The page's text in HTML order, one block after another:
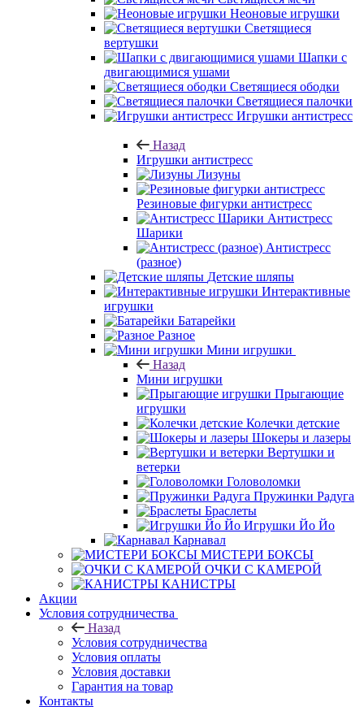
Неоновые игрушки
Светящиеся
вертушки
Шапки с
двигающимися ушами
Светящиеся ободки
Светящиеся палочки
Игрушки антистресс
Назад
Игрушки антистресс
Лизуны
Резиновые фигурки антистресс
Антистресс
Шарики
Антистресс
(разное)
Детские шляпы
Интерактивные
игрушки
Батарейки
Разное
Мини игрушки
Назад
Мини игрушки
Прыгающие
игрушки
Колечки детские
Шокеры и лазеры
Вертушки и
ветерки
Головоломки
Пружинки Радуга
Браслеты
Игрушки Йо Йо
Карнавал
МИСТЕРИ БОКСЫ
ОЧКИ С КАМЕРОЙ
КАНИСТРЫ
Акции
Условия сотрудничества
Назад
Условия сотрудничества
Условия оплаты
Условия доставки
Гарантия на товар
Контакты